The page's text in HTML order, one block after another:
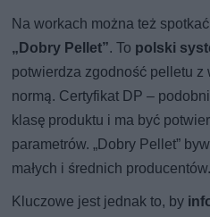
Na workach można też
„Dobry Pellet”. To polski
potwierdza zgodność pelletu z
normą. Certyfikat DP –
klasę produktu i ma być
parametrów. „Dobry Pellet”
małych i średnich producentów.
Kluczowe jest jednak to, by